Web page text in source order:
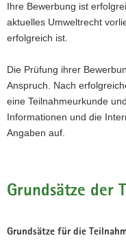
Ihre Bewerbung ist
aktuelles Umweltrecht
erfolgreich ist.
Die Prüfung ihrer
Anspruch. Nach
eine Teilnahmeurkunde
Informationen und die
Angaben auf.
Grundsätze der
Grundsätze für die